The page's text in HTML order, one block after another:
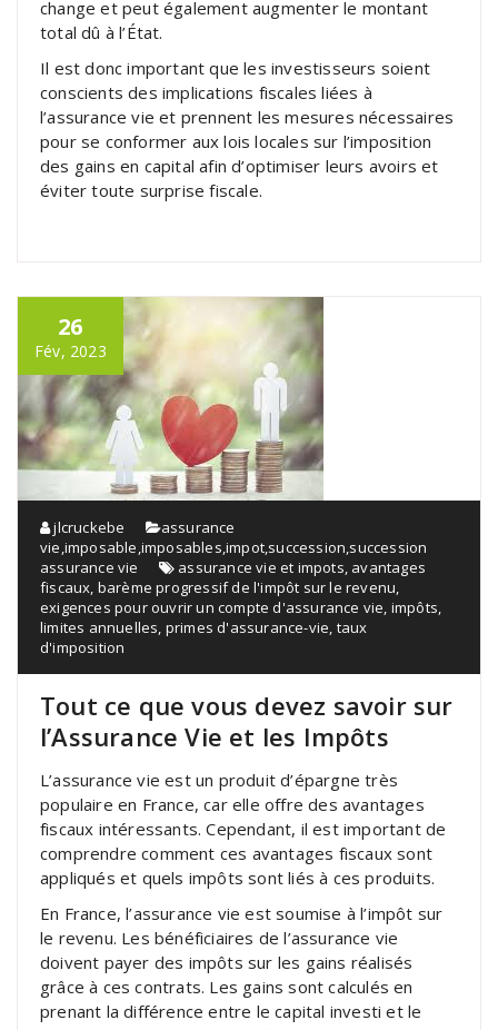
change et peut également augmenter le montant
total dû à l’État.
Il est donc important que les investisseurs soient
conscients des implications fiscales liées à
l’assurance vie et prennent les mesures nécessaires
pour se conformer aux lois locales sur l’imposition
des gains en capital afin d’optimiser leurs avoirs et
éviter toute surprise fiscale.
26
Fév, 2023
jlcruckebe
assurance
vie imposable imposables ,impot succession succession
assurance vie
assurance vie et impots avantages
fiscaux barème progressif de l'impôt sur le revenu
exigences pour ouvrir un compte d'assurance vie impôts
limites annuelles primes d'assurance-vie taux
d'imposition
Tout ce que vous devez savoir sur
l’Assurance Vie et les Impôts
L’assurance vie est un produit d’épargne très
populaire en France, car elle offre des avantages
fiscaux intéressants. Cependant, il est important de
comprendre comment ces avantages fiscaux sont
appliqués et quels impôts sont liés à ces produits.
En France, l’assurance vie est soumise à l’impôt sur
le revenu. Les bénéficiaires de l’assurance vie
doivent payer des impôts sur les gains réalisés
grâce à ces contrats. Les gains sont calculés en
prenant la différence entre le capital investi et le